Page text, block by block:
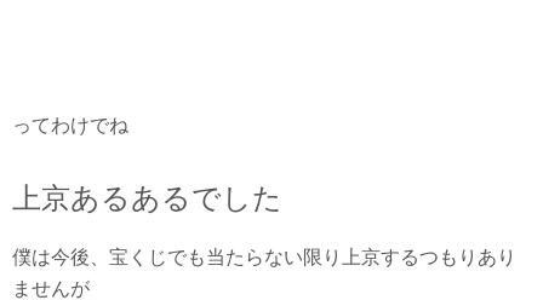
ってわけでね
上京あるあるでした
僕は今後、宝くじでも当たらない限り上京するつもりあり
ませんが